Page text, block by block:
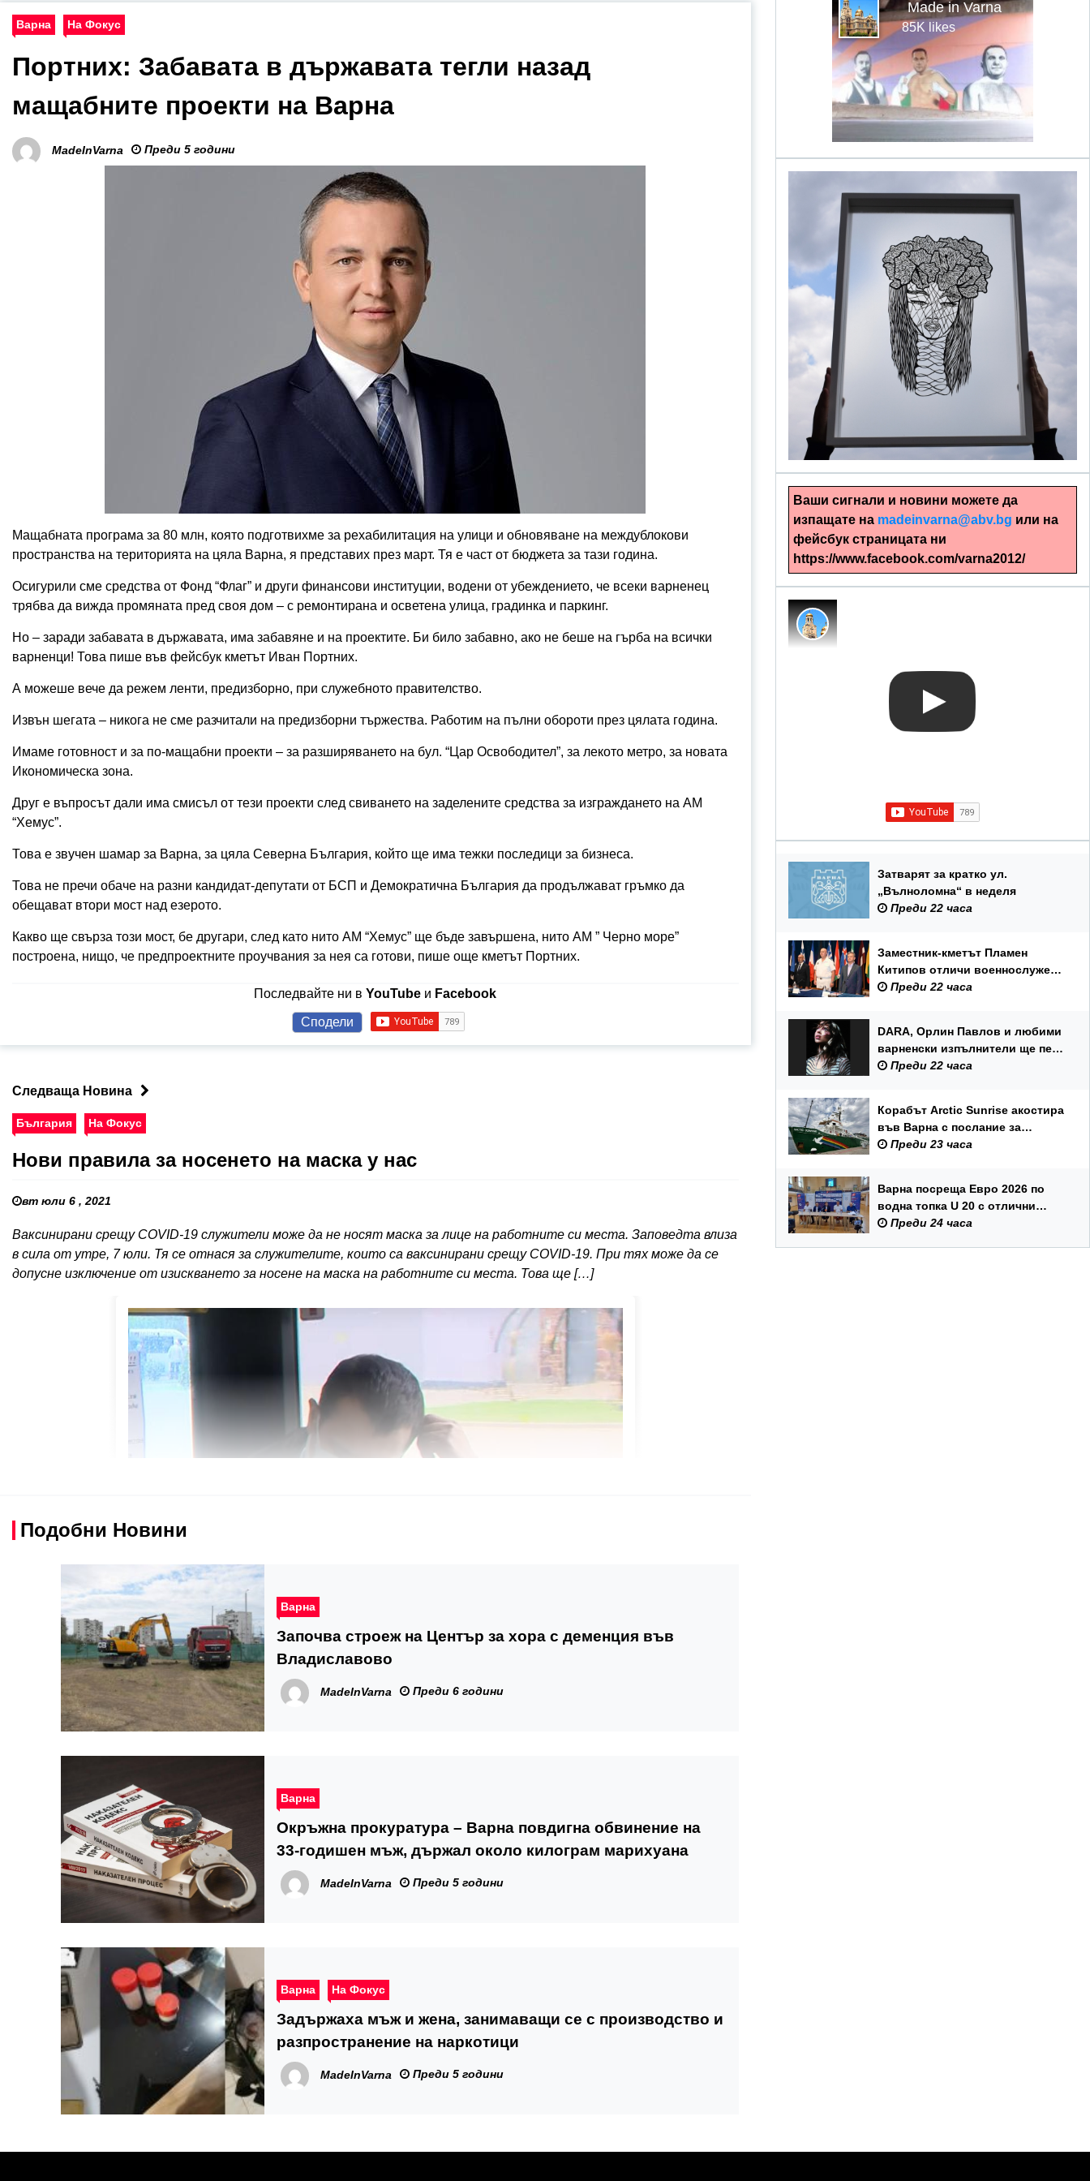
Варна На Фокус
Портних: Забавата в държавата тегли назад
мащабните проекти на Варна
MadeInVarna Преди 5 години
Мащабната програма за 80 млн, която подготвихме за рехабилитация на улици и обновяване на междублокови
пространства на територията на цяла Варна, я представих през март. Тя е част от бюджета за тази година.
Осигурили сме средства от Фонд “Флаг” и други финансови институции, водени от убеждението, че всеки варненец
трябва да вижда промяната пред своя дом – с ремонтирана и осветена улица, градинка и паркинг.
Но – заради забавата в държавата, има забавяне и на проектите. Би било забавно, ако не беше на гърба на всички
варненци! Това пише във фейсбук кметът Иван Портних.
А можеше вече да режем ленти, предизборно, при служебното правителство.
Извън шегата – никога не сме разчитали на предизборни тържества. Работим на пълни обороти през цялата година.
Имаме готовност и за по-мащабни проекти – за разширяването на бул. “Цар Освободител”, за лекото метро, за новата
Икономическа зона.
Друг е въпросът дали има смисъл от тези проекти след свиването на заделените средства за изграждането на АМ
“Хемус”.
Това е звучен шамар за Варна, за цяла Северна България, който ще има тежки последици за бизнеса.
Това не пречи обаче на разни кандидат-депутати от БСП и Демократична България да продължават гръмко да
обещават втори мост над езерото.
Какво ще свърза този мост, бе другари, след като нито АМ “Хемус” ще бъде завършена, нито АМ ” Черно море”
построена, нищо, че предпроектните проучвания за нея са готови, пише още кметът Портних.
Последвайте ни вYouTube и Facebook
Сподели
Следваща Новина
България На Фокус
Нови правила за носенето на маска у нас
вт юли 6 , 2021
Ваксинирани срещу COVID-19 служители може да не носят маска за лице на работните си места. Заповедта влиза
в сила от утре, 7 юли. Тя се отнася за служителите, които са ваксинирани срещу COVID-19. При тях може да се
допусне изключение от изискването за носене на маска на работните си места. Това ще […]
Подобни Новини
Варна
Започва строеж на Център за хора с деменция във
Владиславово
MadeInVarna Преди 6 години
Варна
Окръжна прокуратура – Варна повдигна обвинение на
33-годишен мъж, държал около килограм марихуана
MadeInVarna Преди 5 години
Варна На Фокус
Задържаха мъж и жена, занимаващи се с производство и
разпространение на наркотици
MadeInVarna Преди 5 години
Made in Varna
85K likes
alinapapercut.com
Ръчно изрязани картини
Ваши сигнали и новини можете да
изпащате на madeinvarna@abv.bg или на
фейсбук страницата ни
https://www.facebook.com/varna2012/
Затварят за кратко ул.
„Вълноломна“ в неделя
Преди 22 часа
Заместник-кметът Пламен
Китипов отличи военнослужещи
и цивилни служители по повод
Преди 22 часа
DARA, Орлин Павлов и любими
варненски изпълнители ще пеят
на празника на Варна
Преди 22 часа
Корабът Arctic Sunrise акостира
във Варна с послание за
опазването на Черно море
Преди 23 часа
Варна посреща Евро 2026 по
водна топка U 20 с отлични
условия на състезателните
Преди 24 часа